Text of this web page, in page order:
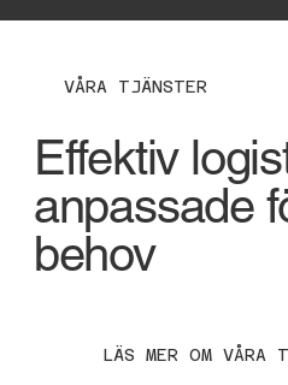
VÅRA TJÄNSTER
Effektiv
anpassade
behov
LÄS MER OM VÅRA